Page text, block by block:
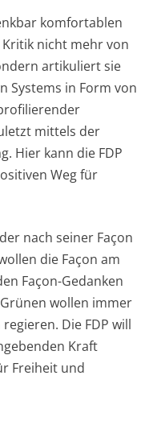
komfortablen
Kritik nicht mehr von
artikuliert sie
Systems in Form von
mittels der
Hier kann die FDP
Weg für
nach seiner Façon
die Façon am
Façon-Gedanken
wollen immer
Die FDP will
Kraft
Freiheit und